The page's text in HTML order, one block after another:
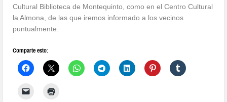
Cultural Biblioteca de Montequinto, como en el Centro Cultural
la Almona, de las que iremos informado a los vecinos
puntualmente.
Comparte esto: